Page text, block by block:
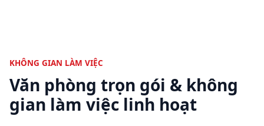
KHÔNG GIAN LÀM VIỆC
Văn phòng trọn gói & không
gian làm việc linh hoạt